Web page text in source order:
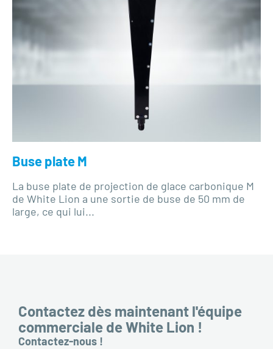
Buse plate M
La buse plate de projection de glace carbonique M
de White Lion a une sortie de buse de 50 mm de
large, ce qui lui...
Contactez dès maintenant l'équipe
commerciale de White Lion !
Contactez-nous !